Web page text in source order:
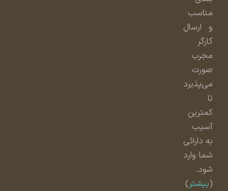
مناسب
و ارسال
مجرب
صورت
می‌پذیرد
کمترین
آسیب
به دارائی
شما وارد
شود.
بیشتر)